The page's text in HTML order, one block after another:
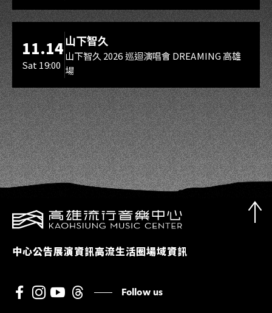
11.14
Sat 19:00
山下智久
山下智久 2026 巡迴演唱會 DREAMING 高雄
場
中心公告展演資訊高流生活圈場域資訊
Follow us